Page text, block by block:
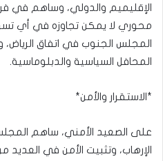
الإقليميم والدولي، وساهم في
محوري لا يمكن تجاوزه في أي
المجلس الجنوب في اتفاق
المحافل السياسية والدبلوماسية.
*الاستقرار والأمن*
على الصعيد الأمني، ساهم
الإرهاب، وتثبيت الأمن في العديد